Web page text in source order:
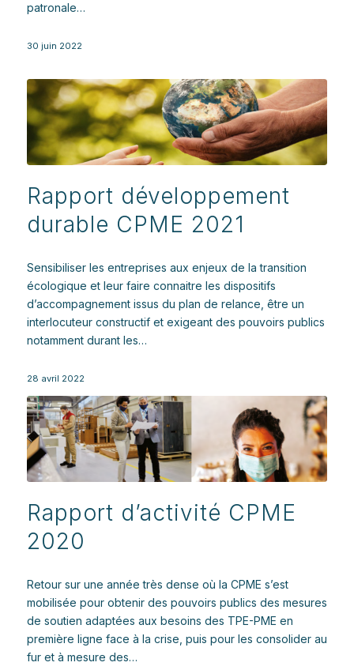
patronale…
30 juin 2022
Rapport développement
durable CPME 2021
Sensibiliser les entreprises aux enjeux de la transition
écologique et leur faire connaitre les dispositifs
d’accompagnement issus du plan de relance, être un
interlocuteur constructif et exigeant des pouvoirs publics
notamment durant les…
28 avril 2022
Rapport d’activité CPME
2020
Retour sur une année très dense où la CPME s’est
mobilisée pour obtenir des pouvoirs publics des mesures
de soutien adaptées aux besoins des TPE-PME en
première ligne face à la crise, puis pour les consolider au
fur et à mesure des…